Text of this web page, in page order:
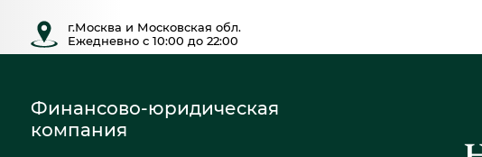
г.Москва и Московская обл.
Ежедневно с 10:00 до 22:00
Финансово-юридическая
компания